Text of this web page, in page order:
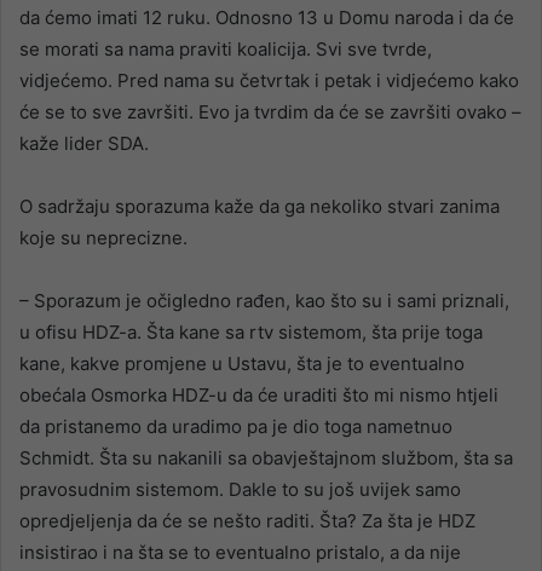
da ćemo imati 12 ruku. Odnosno 13 u Domu naroda i da će
se morati sa nama praviti koalicija. Svi sve tvrde,
vidjećemo. Pred nama su četvrtak i petak i vidjećemo kako
će se to sve završiti. Evo ja tvrdim da će se završiti ovako –
kaže lider SDA.
O sadržaju sporazuma kaže da ga nekoliko stvari zanima
koje su neprecizne.
– Sporazum je očigledno rađen, kao što su i sami priznali,
u ofisu HDZ-a. Šta kane sa rtv sistemom, šta prije toga
kane, kakve promjene u Ustavu, šta je to eventualno
obećala Osmorka HDZ-u da će uraditi što mi nismo htjeli
da pristanemo da uradimo pa je dio toga nametnuo
Schmidt. Šta su nakanili sa obavještajnom službom, šta sa
pravosudnim sistemom. Dakle to su još uvijek samo
opredjeljenja da će se nešto raditi. Šta? Za šta je HDZ
insistirao i na šta se to eventualno pristalo, a da nije